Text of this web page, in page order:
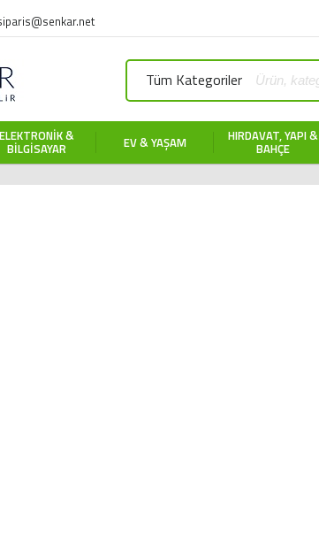
Tüm Kategoriler
ELEKTRONIK &
BILGISAYAR EV & YAŞAM HIRDAVAT, YAPI &
BAHÇE